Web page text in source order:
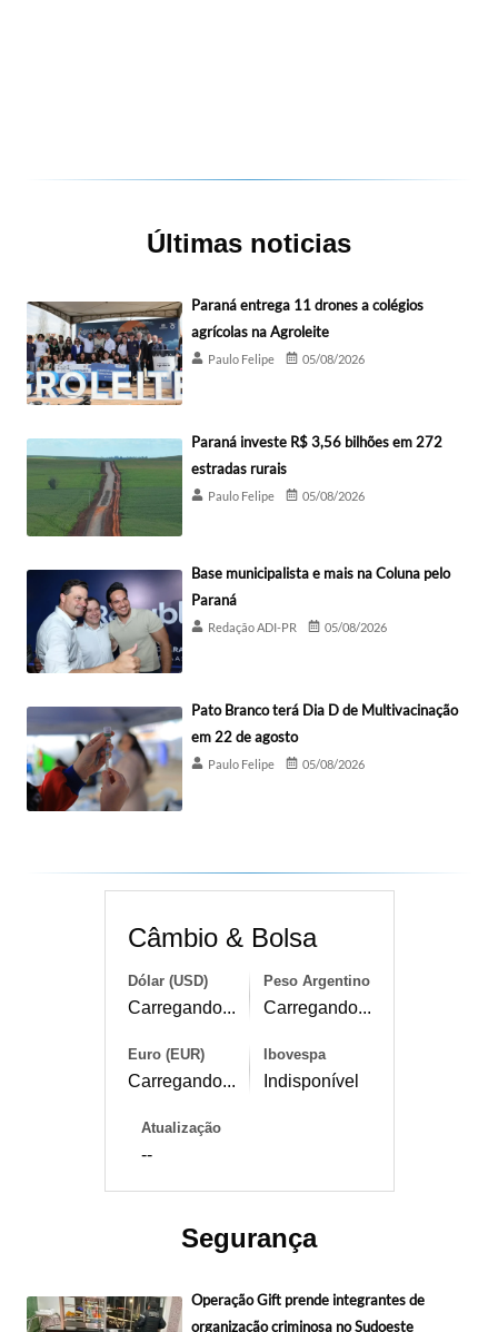
Últimas noticias
Paraná entrega 11 drones a colégios
agrícolas na Agroleite
Paulo Felipe 05/08/2026
Paraná investe R$ 3,56 bilhões em 272
estradas rurais
Paulo Felipe 05/08/2026
Base municipalista e mais na Coluna pelo
Paraná
Redação ADI-PR 05/08/2026
Pato Branco terá Dia D de Multivacinação
em 22 de agosto
Paulo Felipe 05/08/2026
Câmbio & Bolsa
Dólar (USD)
Carregando...
Peso Argentino
Carregando...
Euro (EUR)
Carregando...
Ibovespa
Indisponível
Atualização
--
Segurança
Operação Gift prende integrantes de
organização criminosa no Sudoeste